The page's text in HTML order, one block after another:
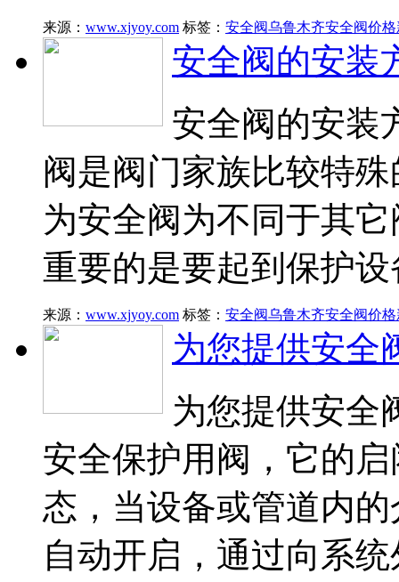
来源： www.xjyoy.com 标签： 安全阀乌鲁木齐安全阀价格
安全阀的安装
安全阀的安装
阀是阀门家族比较特
为安全阀为不同于其
重要的是要起到保护
来源： www.xjyoy.com 标签： 安全阀乌鲁木齐安全阀价格
为您提供安全
为您提供安全
安全保护用阀，它的
态，当设备或管道内
自动开启，通过向系